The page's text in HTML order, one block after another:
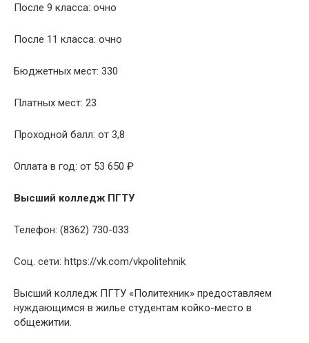
После 9 класса: очно
После 11 класса: очно
Бюджетных мест: 330
Платных мест: 23
Проходной балл: от 3,8
Оплата в год: от 53 650 ₽
Высший колледж ПГТУ
Телефон: (8362) 730-033
Соц. сети: https://vk.com/vkpolitehnik
Высший колледж ПГТУ «Политехник» предоставляем
нуждающимся в жилье студентам койко-место в
общежитии.